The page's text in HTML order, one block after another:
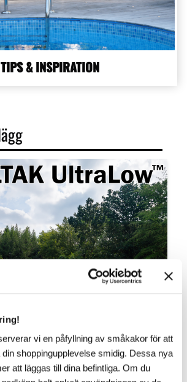
vi en påfyllning av småkakor för att
din shoppingupplevelse smidig. Dessa nya
att läggas till dina befintliga. Om du
TIPS & INSPIRATION